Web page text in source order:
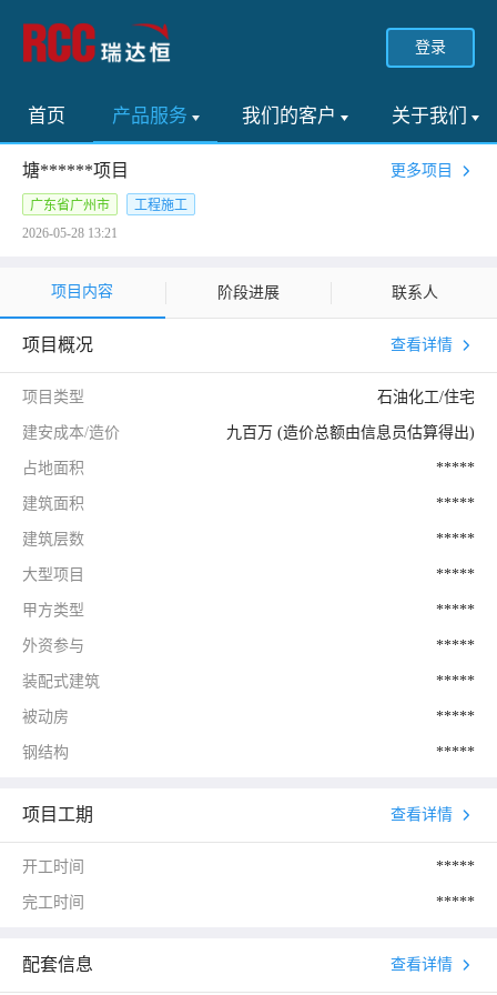
登录
首页 产品服务 我们的客户 关于我们
塘******项目 更多项目
广东省广州市
工程施工
2026-05-28 13:21
项目内容 阶段进展 联系人
项目概况 查看详情
项目类型 石油化工/住宅
建安成本/造价 九百万 (造价总额由信息员估算得出)
占地面积 *****
建筑面积 *****
建筑层数 *****
大型项目 *****
甲方类型 *****
外资参与 *****
装配式建筑 *****
被动房 *****
钢结构 *****
项目工期 查看详情
开工时间 *****
完工时间 *****
配套信息 查看详情